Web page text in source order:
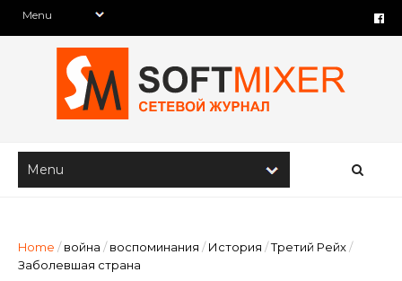
Home / война / воспоминания / История /Третий Рейх/
Заболевшая страна